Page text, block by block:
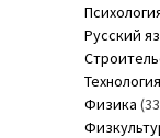
Русский
Технология
Физика